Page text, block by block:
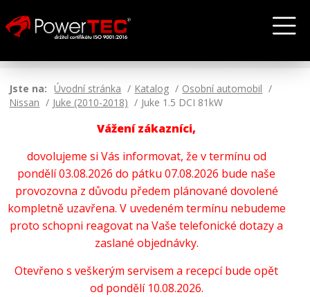
Jste na: Úvodní stránka Katalog
Osobní automobil
Nissan
Juke (2010-2018) Juke 1.5 DCI 81kW
Vážení zákazníci,
dovolujeme si Vás informovat, že v termínu od
pondělí 03.08.2026 do pátku 07.08.2026 bude naše
provozovna z důvodu předem plánované dovolené
kompletně uzavřena. V uvedeném termínu nebudeme
proto schopni reagovat na Vaše telefonické dotazy a
zaslané objednávky.
Otevřeno s veškerým servisem a recepcí bude opět
od pondělí 10.08.2026.